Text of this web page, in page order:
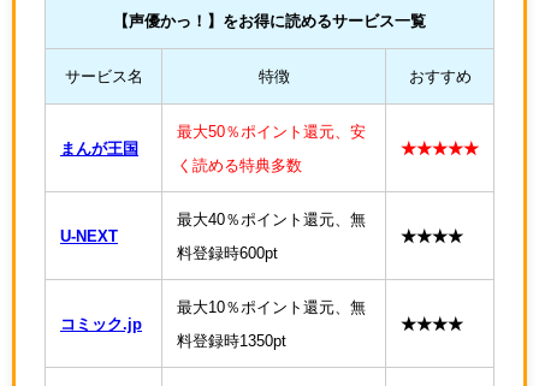
【声優かっ！ 】をお得に読めるサービス一覧
サービス名 特徴 おすすめ
まんが王国
最大50％ポイント還元、安
く読める特典多数
★★★★★
U-NEXT
最大40％ポイント還元、無
料登録時600pt
★★★★
コミック.jp
最大10％ポイント還元、無
料登録時1350pt
★★★★